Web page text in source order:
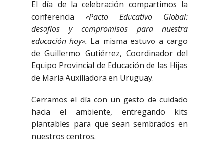
El día de la celebración compartimos la
conferencia «Pacto Educativo Global:
desafíos y compromisos para nuestra
educación hoy». La misma estuvo a cargo
de Guillermo Gutiérrez, Coordinador del
Equipo Provincial de Educación de las Hijas
de María Auxiliadora en Uruguay.
Cerramos el día con un gesto de cuidado
hacia el ambiente, entregando kits
plantables para que sean sembrados en
nuestros centros.